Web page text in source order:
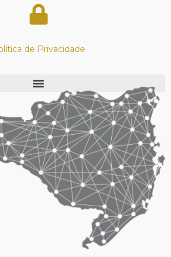
de Privacidade